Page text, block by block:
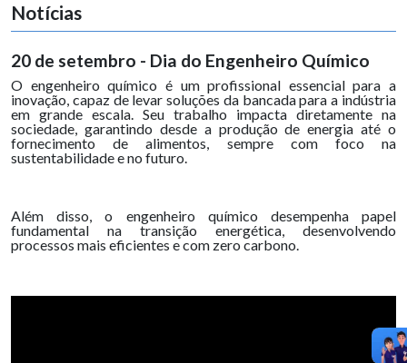
Notícias
20 de setembro - Dia do Engenheiro Químico
O engenheiro químico é um profissional essencial para a
inovação, capaz de levar soluções da bancada para a indústria
em grande escala. Seu trabalho impacta diretamente na
sociedade, garantindo desde a produção de energia até o
fornecimento de alimentos, sempre com foco na
sustentabilidade e no futuro.
Além disso, o engenheiro químico desempenha papel
fundamental na transição energética, desenvolvendo
processos mais eficientes e com zero carbono.